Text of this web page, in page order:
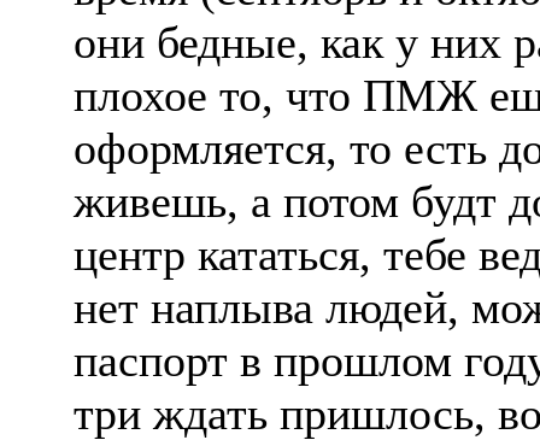
они бедные, как у них
плохое то, что ПМЖ
оформляется, то есть
живешь, а потом будт
центр кататься, тебе
нет наплыва людей,
паспорт в прошлом
три ждать пришлось,